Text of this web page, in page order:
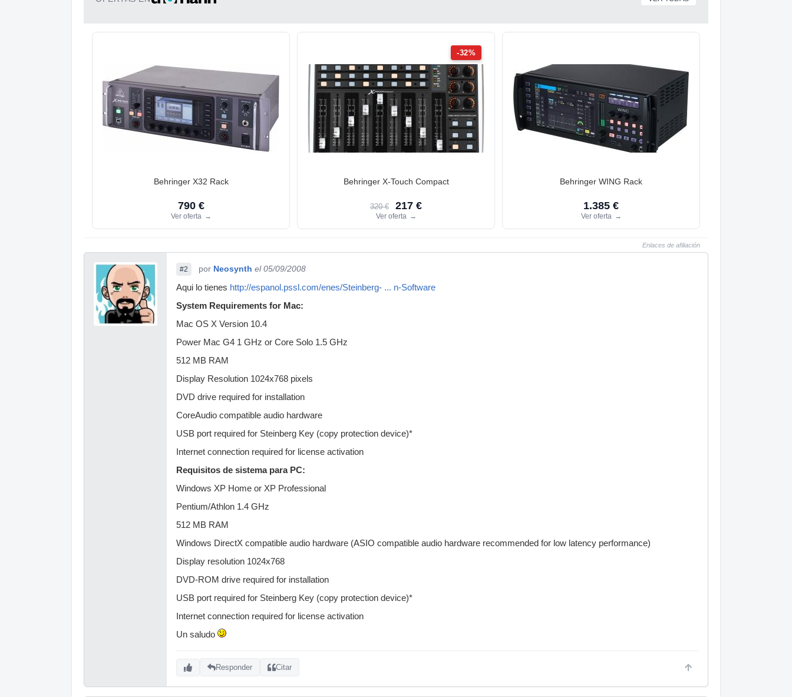
Behringer X32 Rack
790 €
Ver oferta →
-32%
Behringer X-Touch Compact
320 € 217 €
Ver oferta →
Behringer WING Rack
1.385 €
Ver oferta →
Enlaces de afiliación
#2 por Neosynth el 05/09/2008
Aqui lo tienes http://espanol.pssl.com/enes/Steinberg- ... n-Software
System Requirements for Mac:
Mac OS X Version 10.4
Power Mac G4 1 GHz or Core Solo 1.5 GHz
512 MB RAM
Display Resolution 1024x768 pixels
DVD drive required for installation
CoreAudio compatible audio hardware
USB port required for Steinberg Key (copy protection device)*
Internet connection required for license activation
Requisitos de sistema para PC:
Windows XP Home or XP Professional
Pentium/Athlon 1.4 GHz
512 MB RAM
Windows DirectX compatible audio hardware (ASIO compatible audio hardware recommended for low latency performance)
Display resolution 1024x768
DVD-ROM drive required for installation
USB port required for Steinberg Key (copy protection device)*
Internet connection required for license activation
Un saludo
Responder Citar